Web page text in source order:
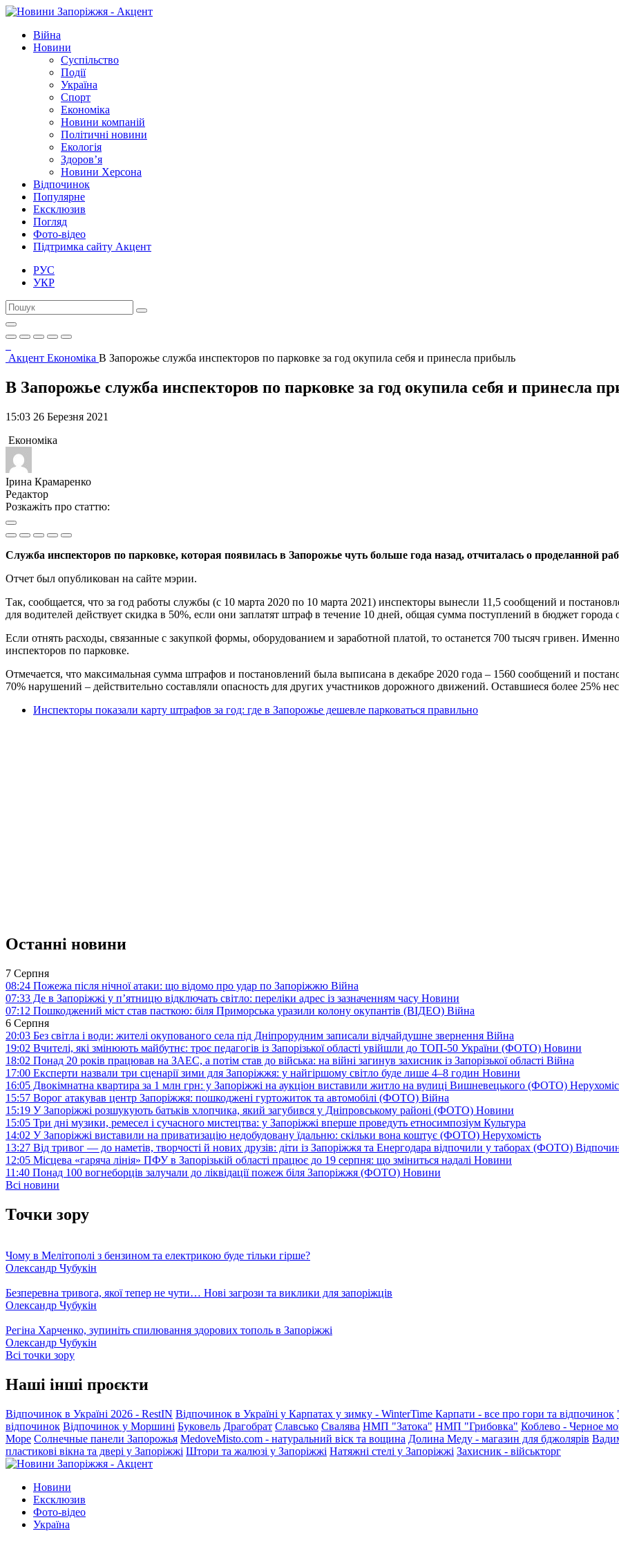
Війна
Новини
Суспільство
Події
Україна
Спорт
Економіка
Новини компаній
Політичні новини
Екологія
Здоров’я
Новини Херсона
Відпочинок
Популярне
Ексклюзив
Погляд
Фото-відео
Підтримка сайту Акцент
РУС
УКР
Акцент Економіка В Запорожье служба инспекторов по парковке за год окупила себя и принесла прибыль
В Запорожье служба инспекторов по парковке за год окупила себя и принесла
15:03 26 Березня 2021
Економіка
Ірина Крамаренко
Редактор
Розкажіть про статтю:
Служба инспекторов по парковке, которая появилась в Запорожье чуть больше года назад, отчиталась о проделанной
Отчет был опубликован на сайте мэрии.
Так, сообщается, что за год работы службы (с 10 марта 2020 по 10 марта 2021) инспекторы вынесли 11,5 сообщений и
для водителей действует скидка в 50%, если они заплатят штраф в течение 10 дней, общая сумма поступлений в бюджет
Если отнять расходы, связанные с закупкой формы, оборудованием и заработной платой, то останется 700 тысяч гривен.
инспекторов по парковке.
Отмечается, что максимальная сумма штрафов и постановлений была выписана в декабре 2020 года – 1560 сообщений и
70% нарушений – действительно составляли опасность для других участников дорожного движений. Оставшиеся более 25%
Инспекторы показали карту штрафов за год: где в Запорожье дешевле парковаться правильно
Останні новини
7 Серпня
08:24 Пожежа після нічної атаки: що відомо про удар по Запоріжжю Війна
07:33 Де в Запоріжжі у п’ятницю відключать світло: переліки адрес із зазначенням часу Новини
07:12 Пошкоджений міст став пасткою: біля Приморська уразили колону окупантів (ВІДЕО) Війна
6 Серпня
20:03 Без світла і води: жителі окупованого села під Дніпрорудним записали відчайдушне звернення Війна
19:02 Вчителі, які змінюють майбутнє: троє педагогів із Запорізької області увійшли до ТОП-50 України (ФОТО) Новини
18:02 Понад 20 років працював на ЗАЕС, а потім став до війська: на війні загинув захисник із Запорізької області Війна
17:00 Експерти назвали три сценарії зими для Запоріжжя: у найгіршому світло буде лише 4–8 годин Новини
16:05 Двокімнатна квартира за 1 млн грн: у Запоріжжі на аукціон виставили житло на вулиці Вишневецького (ФОТО)
15:57 Ворог атакував центр Запоріжжя: пошкоджені гуртожиток та автомобілі (ФОТО) Війна
15:19 У Запоріжжі розшукують батьків хлопчика, який загубився у Дніпровському районі (ФОТО) Новини
15:05 Три дні музики, ремесел і сучасного мистецтва: у Запоріжжі вперше проведуть етносимпозіум Культура
14:02 У Запоріжжі виставили на приватизацію недобудовану їдальню: скільки вона коштує (ФОТО) Нерухомість
13:27 Від тривог — до наметів, творчості й нових друзів: діти із Запоріжжя та Енергодара відпочили у таборах (ФОТО)
12:05 Місцева «гаряча лінія» ПФУ в Запорізькій області працює до 19 серпня: що зміниться надалі Новини
11:40 Понад 100 вогнеборців залучали до ліквідації пожеж біля Запоріжжя (ФОТО) Новини
Всі новини
Точки зору
Чому в Мелітополі з бензином та електрикою буде тільки гірше?
Олександр Чубукін
Безперевна тривога, якої тепер не чути… Нові загрози та виклики для запоріжців
Олександр Чубукін
Регіна Харченко, зупиніть спилювання здорових тополь в Запоріжжі
Олександр Чубукін
Всі точки зору
Наші інші проєкти
Відпочинок в Україні 2026 - RestIN Відпочинок в Україні у Карпатах у зимку - WinterTime Карпати - все про гори та відпочинок
відпочинок Відпочинок у Моршині Буковель Драгобрат Славсько Свалява НМП "Затока" НМП "Грибовка" Коблево - Черное
Море Солнечные панели Запорожья MedoveMisto.com - натуральний віск та вощина Долина Меду - магазин для бджолярів
пластикові вікна та двері у Запоріжжі Штори та жалюзі у Запоріжжі Натяжні стелі у Запоріжжі Захисник - військторг
Новини
Ексклюзив
Фото-відео
Україна